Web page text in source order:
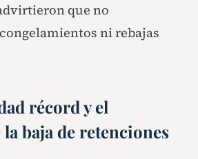
que no
ni rebajas
récord y el
baja de retenciones